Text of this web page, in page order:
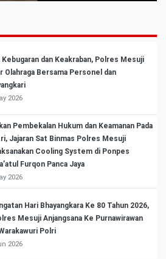
Kebugaran dan Keakraban, Polres Mesuji
Olahraga Bersama Personel dan
2026
Pembekalan Hukum dan Keamanan Pada
Jajaran Sat Binmas Polres Mesuji
Cooling System di Ponpes
Furqon Panca Jaya
2026
Hari Bhayangkara Ke 80 Tahun 2026,
Mesuji Anjangsana Ke Purnawirawan
Polri
2026